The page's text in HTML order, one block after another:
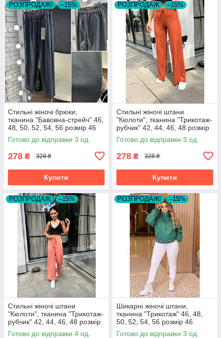
РОЗПРОДАЖ! –15%
Стильні жіночі брюки,
тканина "Бавовна-стрейч" 46,
48, 50, 52, 54, 56 розмір 46
Готово до відправки 3 од.
278 ₴ 328 ₴
Купити
РОЗПРОДАЖ –15%
Стильні жіночі штани
"Кюлоти", тканина "Трикотаж-
рубчик" 42, 44, 46, 48 розмір
42
Готово до відправки 3 од.
278 ₴ 328 ₴
Купити
РОЗПРОДАЖ –15%
Стильні жіночі штани
"Кюлоти", тканина "Трикотаж-
рубчик" 42, 44, 46, 48 розмір
42
Готово до відправки 4 од.
РОЗПРОДАЖ! –15%
Шикарні жіночі штани,
тканина "Трикотаж" 46, 48,
50, 52, 54, 56 розмір 46
Готово до відправки 3 од.